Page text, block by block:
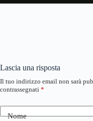
Lascia una risposta
Il tuo indirizzo email non sarà
contrassegnati *
Nome